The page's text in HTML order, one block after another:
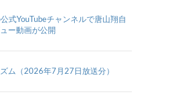
式YouTubeチャンネルで唐山翔自
ー動画が公開
ム（2026年7月27日放送分）